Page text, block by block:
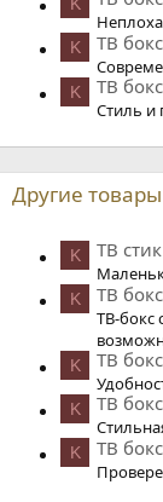
K ТВ
K ТВ
Стиль и
Другие
K ТВ
K ТВ
ТВ-бокс
K ТВ
K ТВ
K ТВ